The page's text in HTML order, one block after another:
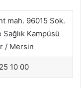
mah. 96015 Sok.
Sağlık Kampüsü
/ Mersin
10 00